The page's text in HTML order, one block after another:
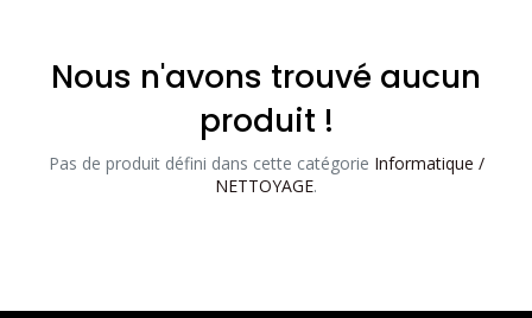
Nous n'avons trouvé aucun
produit !
Pas de produit défini dans cette catégorie Informatique /
NETTOYAGE.